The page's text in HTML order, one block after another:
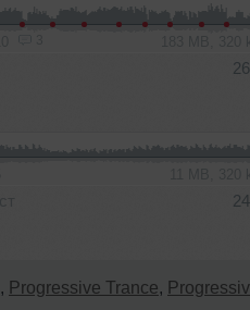
, Progressive Trance,